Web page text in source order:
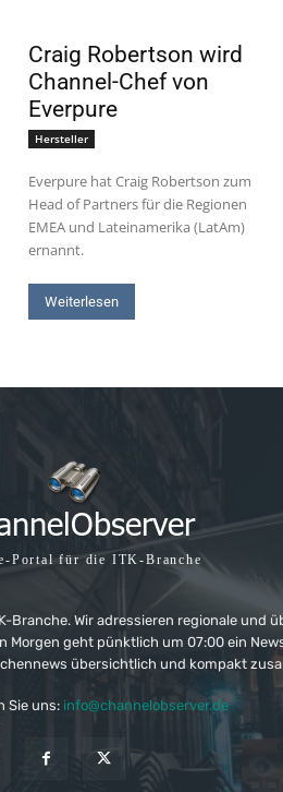
Craig Robertson wird
Channel-Chef von
Everpure
Hersteller
Everpure hat Craig Robertson zum
Head of Partners für die Regionen
EMEA und Lateinamerika (LatAm)
ernannt.
Weiterlesen
Portal für die ITK-Branche
Branche. Wir adressieren regionale und
Morgen geht pünktlich um 07:00 ein
übersichtlich und kompakt
Sie uns: info@channelobserver.de